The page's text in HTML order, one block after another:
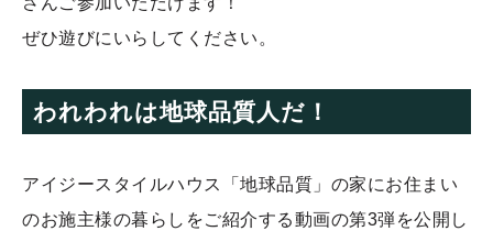
ぜひ遊びにいらしてください。
われわれは地球品質人だ！
アイジースタイルハウス「地球品質」の家にお住まい
のお施主様の暮らしをご紹介する動画の第3弾を公開し